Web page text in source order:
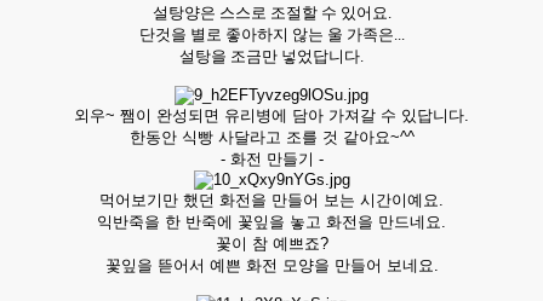
설탕양은 스스로 조절할 수 있어요.
단것을 별로 좋아하지 않는 울 가족은...
설탕을 조금만 넣었답니다.
외우~ 쨈이 완성되면 유리병에 담아 가져갈 수 있답니다.
한동안 식빵 사달라고 조를 것 같아요~^^
- 화전 만들기 -
먹어보기만 했던 화전을 만들어 보는 시간이예요.
익반죽을 한 반죽에 꽃잎을 놓고 화전을 만드네요.
꽃이 참 예쁘죠?
꽃잎을 뜯어서 예쁜 화전 모양을 만들어 보네요.